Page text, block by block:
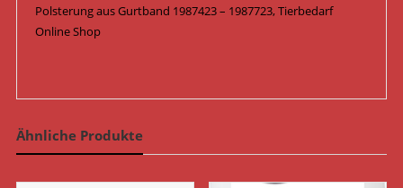
Polsterung aus Gurtband 1987423 – 1987723, Tierbedarf
Online Shop
Ähnliche Produkte